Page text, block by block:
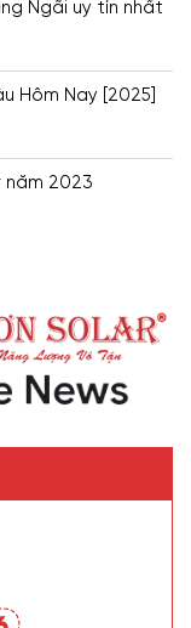
Ngãi uy tín nhất
Hôm Nay [2025]
năm 2023